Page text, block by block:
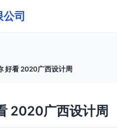
司
好看 2020广西设计周
2020广西设计周